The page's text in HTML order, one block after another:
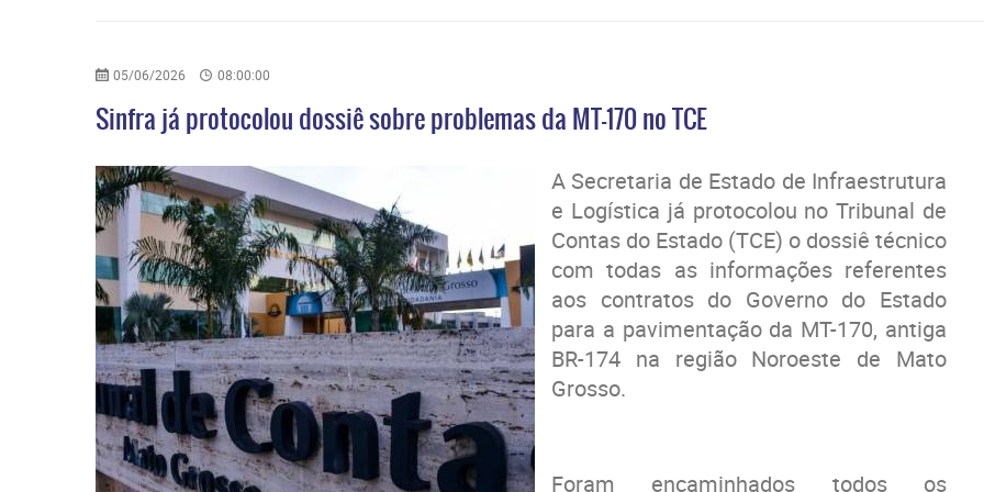
05/06/2026 08:00:00
Sinfra já protocolou dossiê sobre problemas da MT-170 no TCE
A Secretaria de Estado de Infraestrutura
e Logística já protocolou no Tribunal de
Contas do Estado (TCE) o dossiê técnico
com todas as informações referentes
aos contratos do Governo do Estado
para a pavimentação da MT-170, antiga
BR-174 na região Noroeste de Mato
Grosso.
Foram encaminhados todos os